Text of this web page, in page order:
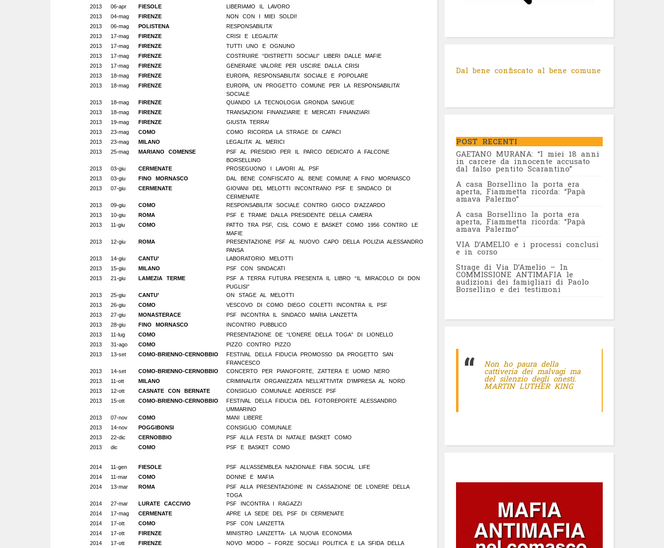
2013
06-apr FIESOLE
LIBERIAMO IL LAVORO
2013
04-mag FIRENZE
NON CON I MIEI SOLDI!
2013
06-mag POLISTENA
RESPONSABILITA’
2013
17-mag FIRENZE
CRISI E LEGALITA’
2013
17-mag FIRENZE
TUTTI UNO E OGNUNO
2013
17-mag FIRENZE
COSTRUIRE “DISTRETTI SOCIALI” LIBERI DALLE MAFIE
2013
17-mag FIRENZE
GENERARE VALORE PER USCIRE DALLA CRISI
2013
18-mag FIRENZE
EUROPA, RESPONSABILITA’ SOCIALE E POPOLARE
2013
18-mag FIRENZE
EUROPA, UN PROGETTO COMUNE PER LA RESPONSABILITA’
SOCIALE
2013
18-mag FIRENZE
QUANDO LA TECNOLOGIA GRONDA SANGUE
2013
18-mag FIRENZE
TRANSAZIONI FINANZIARIE E MERCATI FINANZIARI
2013
19-mag FIRENZE
GIUSTA TERRA!
2013
23-mag COMO
COMO RICORDA LA STRAGE DI CAPACI
2013
23-mag MILANO
LEGALITA’ AL MERICI
2013
25-mag MARIANO COMENSE
PSF AL PRESIDIO PER IL PARCO DEDICATO A FALCONE
BORSELLINO
2013
03-giu CERMENATE
PROSEGUONO I LAVORI AL PSF
2013
03-giu FINO MORNASCO
DAL BENE CONFISCATO AL BENE COMUNE A FINO MORNASCO
2013
07-giu CERMENATE
GIOVANI DEL MELOTTI INCONTRANO PSF E SINDACO DI
CERMENATE
2013
09-giu COMO
RESPONSABILITA’ SOCIALE CONTRO GIOCO D’AZZARDO
2013
10-giu ROMA
PSF E TRAME DALLA PRESIDENTE DELLA CAMERA
2013
11-giu COMO
PATTO TRA PSF, CISL COMO E BASKET COMO 1956 CONTRO LE
MAFIE
2013
12-giu ROMA
PRESENTAZIONE PSF AL NUOVO CAPO DELLA POLIZIA ALESSANDRO
PANSA
2013
14-giu CANTU’
LABORATORIO MELOTTI
2013
15-giu MILANO
PSF CON SINDACATI
2013
21-giu LAMEZIA TERME
PSF A TERRA FUTURA PRESENTA IL LIBRO “IL MIRACOLO DI DON
PUGLISI”
2013
25-giu CANTU’
ON STAGE AL MELOTTI
2013
26-giu COMO
VESCOVO DI COMO DIEGO COLETTI INCONTRA IL PSF
2013
27-giu MONASTERACE
PSF INCONTRA IL SINDACO MARIA LANZETTA
2013
28-giu FINO MORNASCO
INCONTRO PUBBLICO
2013
11-lug COMO
PRESENTAZIONE DE “L’ONERE DELLA TOGA” DI LIONELLO
2013
31-ago COMO
PIZZO CONTRO PIZZO
2013
13-set COMO-BRIENNO-CERNOBBIO
FESTIVAL DELLA FIDUCIA PROMOSSO DA PROGETTO SAN
FRANCESCO
2013
14-set COMO-BRIENNO-CERNOBBIO
CONCERTO PER PIANOFORTE, ZATTERA E UOMO NERO
2013
11-ott MILANO
CRIMINALITA’ ORGANIZZATA NELL’ATTIVITA’ D’IMPRESA AL NORD
2013
12-ott CASNATE CON BERNATE
CONSIGLIO COMUNALE ADERISCE PSF
2013
15-ott COMO-BRIENNO-CERNOBBIO
FESTIVAL DELLA FIDUCIA DEL FOTOREPORTE ALESSANDRO
UMMARINO
2013
07-nov COMO
MANI LIBERE
2013
14-nov POGGIBONSI
CONSIGLIO COMUNALE
2013
22-dic CERNOBBIO
PSF ALLA FESTA DI NATALE BASKET COMO
2013
dic COMO PSF E BASKET COMO
2014 11-gen FIESOLE
PSF ALL’ASSEMBLEA NAZIONALE FIBA SOCIAL LIFE
2014
11-mar COMO
DONNE E MAFIA
2014
13-mar ROMA
PSF ALLA PRESENTAZIOINE IN CASSAZIONE DE L’ONERE DELLA
TOGA
2014
27-mar LURATE CACCIVIO
PSF INCONTRA I RAGAZZI
2014
17-mag CERMENATE
APRE LA SEDE DEL PSF DI CERMENATE
2014
17-ott COMO
PSF CON LANZETTA
2014
17-ott FIRENZE
MINISTRO LANZETTA- LA NUOVA ECONOMIA
2014
17-ott FIRENZE NOVO MODO – FORZE SOCIALI POLITICA E LA SFIDA DELLA
Dal bene confiscato al bene comune
POST RECENTI
GAETANO MURANA: “I miei 18 anni
in carcere da innocente accusato
dal falso pentito Scarantino”
A casa Borsellino la porta era
aperta, Fiammetta ricorda: “Papà
amava Palermo”
A casa Borsellino la porta era
aperta, Fiammetta ricorda: “Papà
amava Palermo”
VIA D’AMELIO e i processi conclusi
e in corso
Strage di Via D’Amelio – In
COMMISSIONE ANTIMAFIA le
audizioni dei famigliari di Paolo
Borsellino e dei testimoni
Non ho paura della
cattiveria dei malvagi ma
del silenzio degli onesti.
MARTIN LUTHER KING